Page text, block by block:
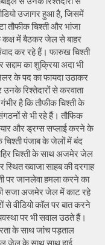
उजागर हुआ है, जिसमें
तौफीक चिश्ती और भांजा
में बैठकर जेल से बाहर
कर रहे हैं। फारुख चिश्ती
का शुक्रिया अदा भी
के पद का फायदा उठाकर
उनके रिश्तेदारों से करवाता
है कि तौफीक चिश्ती के
से भी रहे हैं। तौफिक
और ड्रग्स सप्लाई करने के
चिश्ती पंजाब के जेलों में बंद
चिश्ती के साथ अजमेर जेल
ख्वाजा साहब की दरगाह
पर जानलेवा हमला करने का
की सजा अजमेर जेल में काट रहे
वीडियो कॉल पर बात करने
पर भी सवाल उठते हैं।
के साथ जांच पड़ताल